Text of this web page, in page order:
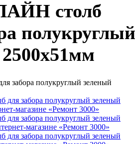
столб
полукруглый
забора полукруглый зеленый